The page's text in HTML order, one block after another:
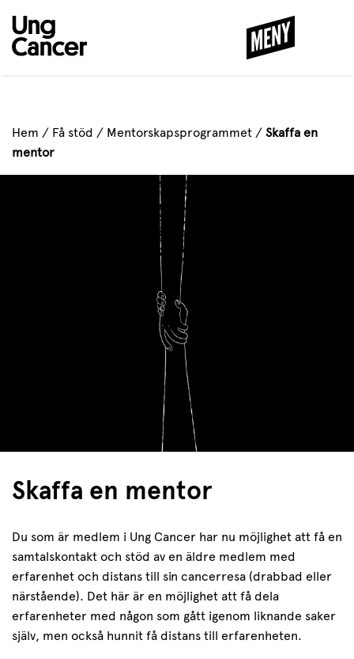
STÄNG
MENY
Hem / Få stöd / Mentorskapsprogrammet / Skaffa en
mentor
Skaffa en mentor
Du som är medlem i Ung Cancer har nu möjlighet att få en
samtalskontakt och stöd av en äldre medlem med
erfarenhet och distans till sin cancerresa (drabbad eller
närstående). Det här är en möjlighet att få dela
erfarenheter med någon som gått igenom liknande saker
själv, men också hunnit få distans till erfarenheten.